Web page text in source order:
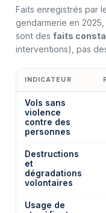
Faits enregistrés par
gendarmerie en
sont des faits
interventions), pas
INDICATEUR
Vols sans
violence
contre des
personnes
Destructions
et
dégradations
volontaires
Usage de